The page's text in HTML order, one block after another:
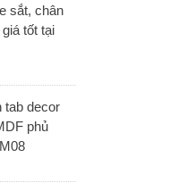
sắt, chân
tốt tại
tab decor
phủ